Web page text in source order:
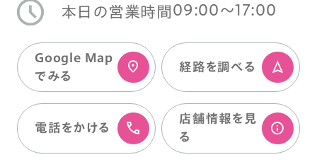
本日の営業時間 09:00〜17:00
Google Map
でみる
経路を調べる
電話をかける
店舗情報を⾒
る